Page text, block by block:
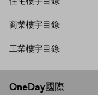
商業樓宇目錄
工業樓宇目錄
OneDay國際